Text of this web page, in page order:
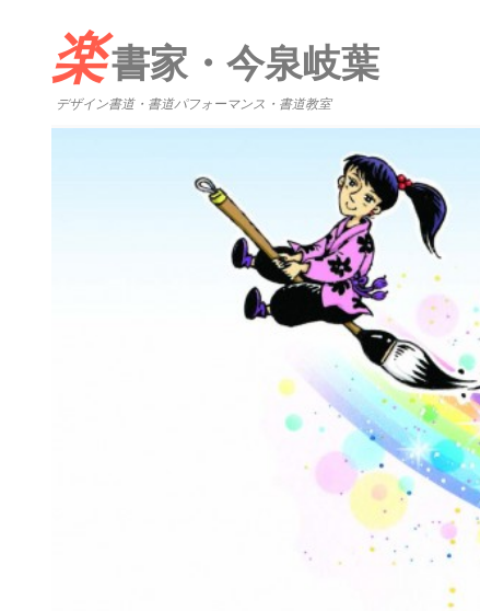
楽書家・今泉岐葉
デザイン書道・書道パフォーマンス・書道教室